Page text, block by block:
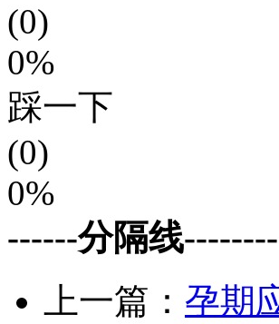
(0)
0%
踩一下
(0)
0%
------分隔线
上一篇： 孕期